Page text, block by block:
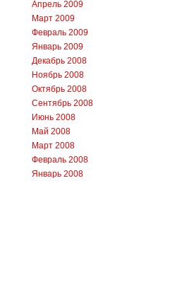
Апрель 2009
Март 2009
Февраль 2009
Январь 2009
Декабрь 2008
Ноябрь 2008
Октябрь 2008
Сентябрь 2008
Июнь 2008
Май 2008
Март 2008
Февраль 2008
Январь 2008